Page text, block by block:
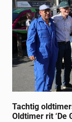
Tachtig
Oldtimer rit ‘De